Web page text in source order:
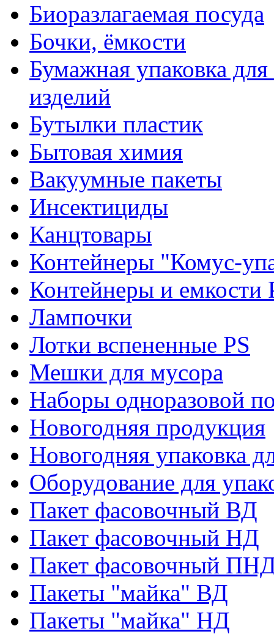
Биоразлагаемая посуда
Бочки, ёмкости
Бумажная упаковка
изделий
Бутылки пластик
Бытовая химия
Вакуумные пакеты
Инсектициды
Канцтовары
Контейнеры "Комус-
Контейнеры и емкости
Лампочки
Лотки вспененные PS
Мешки для мусора
Наборы одноразовой
Новогодняя продукция
Новогодняя упаковка
Оборудование для
Пакет фасовочный ВД
Пакет фасовочный НД
Пакет фасовочный
Пакеты "майка" ВД
Пакеты "майка" НД